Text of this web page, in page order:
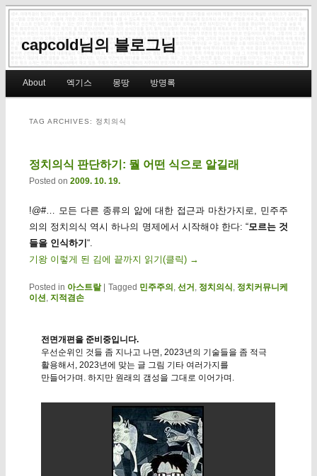
capcold님의 블로그님
Skip to primary content
Skip to secondary content
About 엑기스 몽땅 방명록
TAG ARCHIVES: 정치의식
정치의식 판단하기: 뭘 어떤 식으로 알길래
Posted on 2009. 10. 19.
!@#… 모든 다른 종류의 앎에 대한 접근과 마찬가지로, 민주주
의의 정치의식 역시 하나의 명제에서 시작해야 한다: “모르는 것
들을 인식하기“.
기왕 이렇게 된 김에 끝까지 읽기(클릭) →
Posted in 아스트랄 | Tagged 민주주의 선거 정치의식 정치커뮤니케
이션 지적겸손
전면개편을 준비중입니다.
우선순위인 것들 좀 지나고 나면, 2023년의 기술들을 좀 적극
활용해서, 2023년에 맞는 글 그림 기타 여러가지를
만들어가며. 하지만 원래의 갬성을 그대로 이어가며.